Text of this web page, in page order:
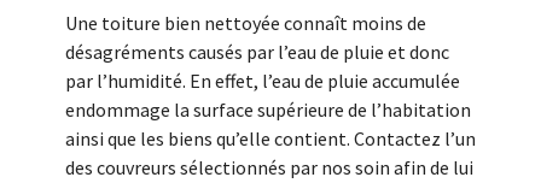
Une toiture bien nettoyée connaît moins de
désagréments causés par l’eau de pluie et donc
par l’humidité. En effet, l’eau de pluie accumulée
endommage la surface supérieure de l’habitation
ainsi que les biens qu’elle contient. Contactez l’un
des couvreurs sélectionnés par nos soin afin de lui